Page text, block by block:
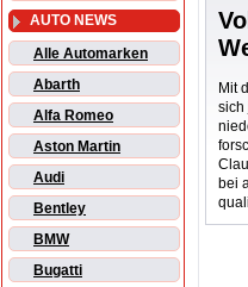
AUTO NEWS
Alle Automarken
Abarth
Alfa Romeo
Aston Martin
Audi
Bentley
BMW
Bugatti
Mit
sich
bei